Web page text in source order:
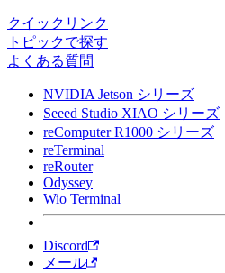
クイックリンク
トピックで探す
よくある質問
NVIDIA Jetson シリーズ
Seeed Studio XIAO シリーズ
reComputer R1000 シリーズ
reTerminal
reRouter
Odyssey
Wio Terminal
Discord
メール